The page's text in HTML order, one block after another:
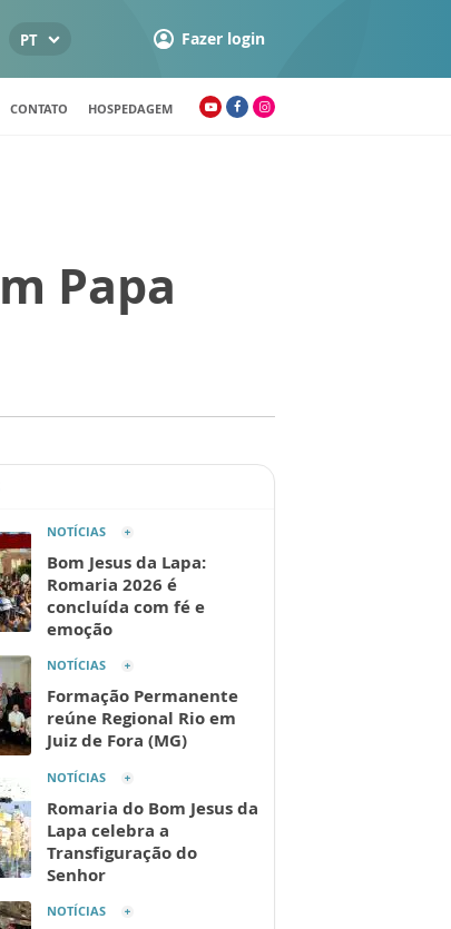
PT Fazer login
CONTATO HOSPEDAGEM
Papa
NOTÍCIAS
Bom Jesus da Lapa:
Romaria 2026 é
concluída com fé e
emoção
NOTÍCIAS
Formação Permanente
reúne Regional Rio em
Juiz de Fora (MG)
NOTÍCIAS
Romaria do Bom Jesus da
Lapa celebra a
Transfiguração do
Senhor
NOTÍCIAS